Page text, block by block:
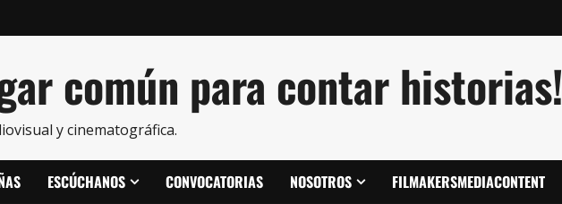
común para contar historias!
y cinematográfica.
ESCÚCHANOS CONVOCATORIAS NOSOTROS FILMAKERSMEDIACONTENT